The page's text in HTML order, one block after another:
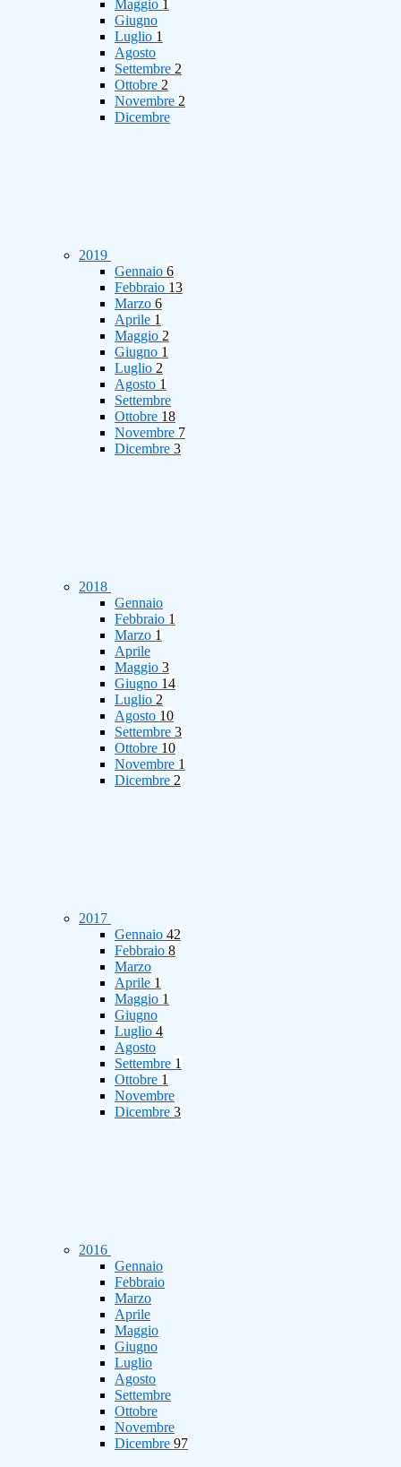
Maggio 1
Giugno
Luglio 1
Agosto
Settembre 2
Ottobre 2
Novembre 2
Dicembre
2019
Gennaio 6
Febbraio 13
Marzo 6
Aprile 1
Maggio 2
Giugno 1
Luglio 2
Agosto 1
Settembre
Ottobre 18
Novembre 7
Dicembre 3
2018
Gennaio
Febbraio 1
Marzo 1
Aprile
Maggio 3
Giugno 14
Luglio 2
Agosto 10
Settembre 3
Ottobre 10
Novembre 1
Dicembre 2
2017
Gennaio 42
Febbraio 8
Marzo
Aprile 1
Maggio 1
Giugno
Luglio 4
Agosto
Settembre 1
Ottobre 1
Novembre
Dicembre 3
2016
Gennaio
Febbraio
Marzo
Aprile
Maggio
Giugno
Luglio
Agosto
Settembre
Ottobre
Novembre
Dicembre 97